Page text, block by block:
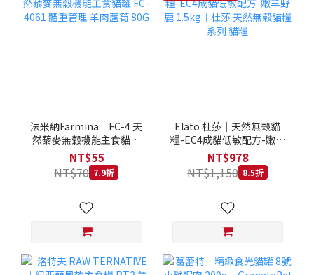
法米納Farmina｜FC-4 天
然藜麥無穀機能主食貓罐
FC-4061 體重管理 羊肉蘆
筍 80G
NT$55
NT$70 7.9折
Elato 杜莎｜天然無榖貓
糧-EC4成貓低敏配方-嫩羊
野鹿 1.5kg｜杜莎 天然無
榖貓糧系列 貓糧
NT$978
NT$1,150 8.5折